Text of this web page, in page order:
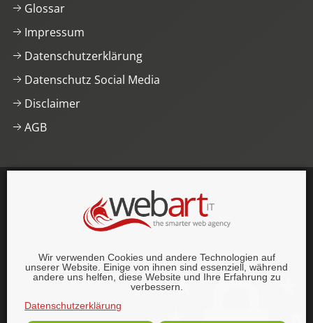
Wir verwenden Cookies und andere Technologien auf
unserer Website. Einige von ihnen sind essenziell, während
andere uns helfen, diese Website und Ihre Erfahrung zu
verbessern.
Datenschutzerklärung
Glossar
Impressum
Datenschutzerklärung
Datenschutz Social Media
Disclaimer
AGB
This website was proudly built with , lots of
CSS3.
Alle Rechte vorbehalten.